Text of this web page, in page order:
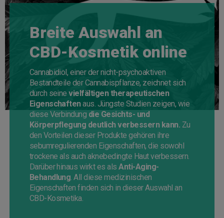
Breite Auswahl an
CBD-Kosmetik online
Cannabidiol, einer der nicht-psychoaktiven
Bestandteile der Cannabispflanze, zeichnet sich
durch seinevielfältigen therapeutischen
Eigenschaftenaus. Jüngste Studien zeigen, wie
diese Verbindung die Gesichts- und
Körperpflegung deutlich verbessern kann. Zu
den Vorteilen dieser Produkte gehören ihre
sebumregulierenden Eigenschaften, die sowohl
trockene als auch aknebedingte Haut verbessern.
Darüber hinaus wirkt es alsAnti-Aging-
Behandlung. All diese medizinischen
Eigenschaften finden sich in dieser Auswahl an
CBD-Kosmetika.